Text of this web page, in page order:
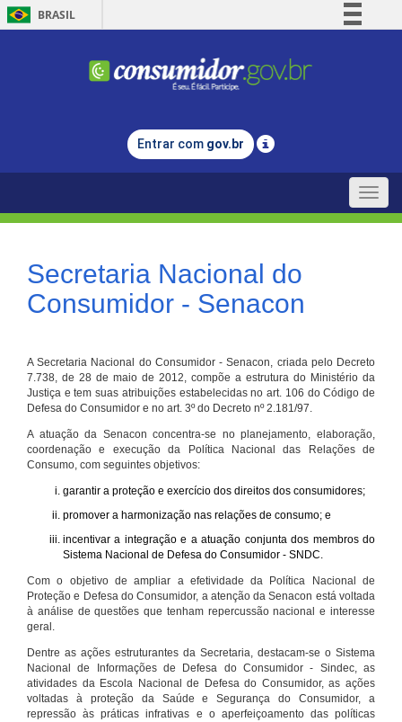
BRASIL
Comunica BR
Legislação
Entrar com gov.br
Toggle
Secretaria Nacional do
Consumidor - Senacon
A Secretaria Nacional do Consumidor - Senacon, criada pelo Decreto
7.738, de 28 de maio de 2012, compõe a estrutura do Ministério da
Justiça e tem suas atribuições estabelecidas no art. 106 do Código de
Defesa do Consumidor e no art. 3º do Decreto nº 2.181/97.
A atuação da Senacon concentra-se no planejamento, elaboração,
coordenação e execução da Política Nacional das Relações de
Consumo, com seguintes objetivos:
garantir a proteção e exercício dos direitos dos consumidores;
promover a harmonização nas relações de consumo; e
incentivar a integração e a atuação conjunta dos membros do
Sistema Nacional de Defesa do Consumidor - SNDC.
Com o objetivo de ampliar a efetividade da Política Nacional de
Proteção e Defesa do Consumidor, a atenção da Senacon está voltada
à análise de questões que tenham repercussão nacional e interesse
geral.
Dentre as ações estruturantes da Secretaria, destacam-se o Sistema
Nacional de Informações de Defesa do Consumidor - Sindec, as
atividades da Escola Nacional de Defesa do Consumidor, as ações
voltadas à proteção da Saúde e Segurança do Consumidor, a
repressão às práticas infrativas e o aperfeiçoamento das políticas